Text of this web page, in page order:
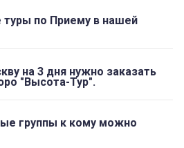
по Приему в нашей
на 3 дня нужно заказать
"Высота-Тур".
группы к кому можно